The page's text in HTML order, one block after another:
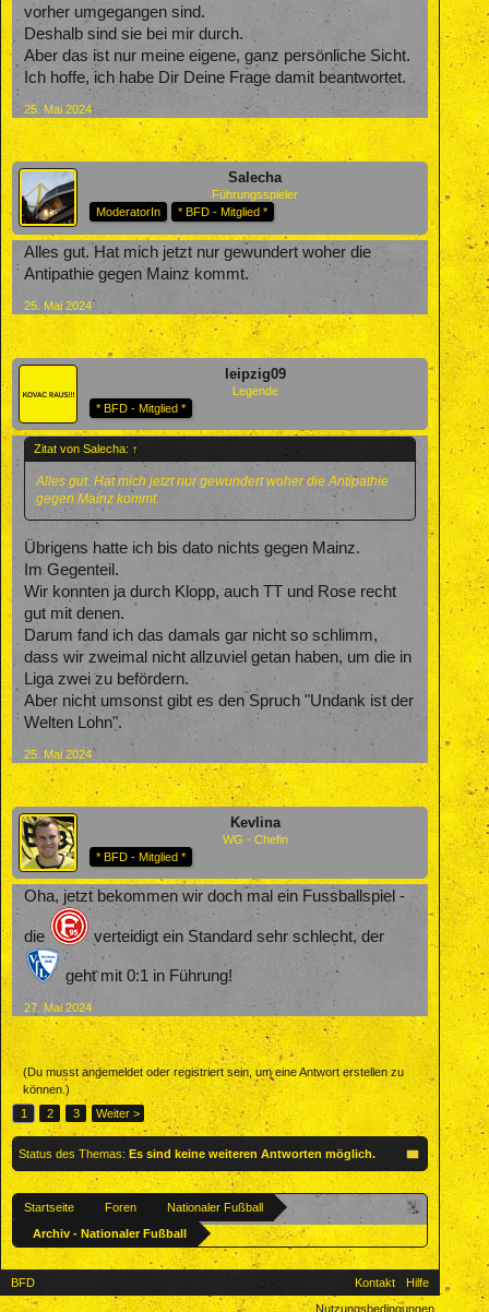
vorher umgegangen sind.
Deshalb sind sie bei mir durch.
Aber das ist nur meine eigene, ganz persönliche Sicht.
Ich hoffe, ich habe Dir Deine Frage damit beantwortet.
25. Mai 2024
Salecha
Führungsspieler
ModeratorIn
* BFD - Mitglied *
Alles gut. Hat mich jetzt nur gewundert woher die
Antipathie gegen Mainz kommt.
25. Mai 2024
leipzig09
Legende
* BFD - Mitglied *
Zitat von Salecha: ↑
Alles gut. Hat mich jetzt nur gewundert woher die Antipathie
gegen Mainz kommt.
Übrigens hatte ich bis dato nichts gegen Mainz.
Im Gegenteil.
Wir konnten ja durch Klopp, auch TT und Rose recht
gut mit denen.
Darum fand ich das damals gar nicht so schlimm,
dass wir zweimal nicht allzuviel getan haben, um die in
Liga zwei zu befördern.
Aber nicht umsonst gibt es den Spruch "Undank ist der
Welten Lohn".
25. Mai 2024
Kevlina
WG - Chefin
* BFD - Mitglied *
Oha, jetzt bekommen wir doch mal ein Fussballspiel -
die verteidigt ein Standard sehr schlecht, der
geht mit 0:1 in Führung!
27. Mai 2024
(Du musst angemeldet oder registriert sein, um eine Antwort erstellen zu
können.)
1
2 3 Weiter >
Status des Themas: Es sind keine weiteren Antworten möglich.
Startseite Foren
Nationaler Fußball
Archiv - Nationaler Fußball
BFD Kontakt
Hilfe
Nutzungsbedingungen